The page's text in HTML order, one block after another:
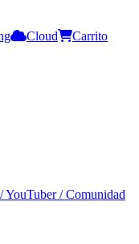
Cloud Carrito
YouTuber / Comunidad